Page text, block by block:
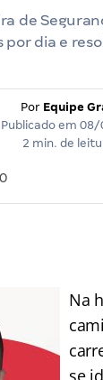
de
por dia e
Por Equipe
Publicado em 08/
2 min. de
0
Na
se